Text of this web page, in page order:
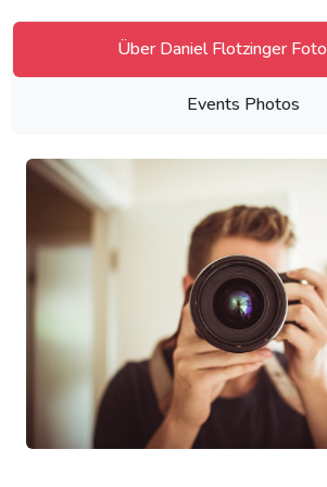
Über Daniel Flotzinger
Events Photos